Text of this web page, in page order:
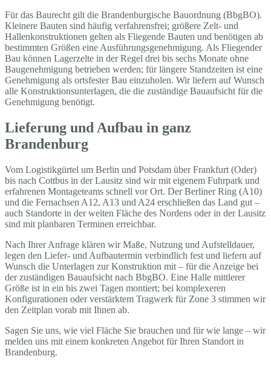
Für das Baurecht gilt die Brandenburgische Bauordnung (BbgBO).
Kleinere Bauten sind häufig verfahrensfrei; größere Zelt- und
Hallenkonstruktionen gelten als Fliegende Bauten und benötigen ab
bestimmten Größen eine Ausführungsgenehmigung. Als Fliegender
Bau können Lagerzelte in der Regel drei bis sechs Monate ohne
Baugenehmigung betrieben werden; für längere Standzeiten ist eine
Genehmigung als ortsfester Bau einzuholen. Wir liefern auf Wunsch
alle Konstruktionsunterlagen, die die zuständige Bauaufsicht für die
Genehmigung benötigt.
Lieferung und Aufbau in ganz
Brandenburg
Vom Logistikgürtel um Berlin und Potsdam über Frankfurt (Oder)
bis nach Cottbus in der Lausitz sind wir mit eigenem Fuhrpark und
erfahrenen Montageteams schnell vor Ort. Der Berliner Ring (A10)
und die Fernachsen A12, A13 und A24 erschließen das Land gut –
auch Standorte in der weiten Fläche des Nordens oder in der Lausitz
sind mit planbaren Terminen erreichbar.
Nach Ihrer Anfrage klären wir Maße, Nutzung und Aufstelldauer,
legen den Liefer- und Aufbautermin verbindlich fest und liefern auf
Wunsch die Unterlagen zur Konstruktion mit – für die Anzeige bei
der zuständigen Bauaufsicht nach BbgBO. Eine Halle mittlerer
Größe ist in ein bis zwei Tagen montiert; bei komplexeren
Konfigurationen oder verstärktem Tragwerk für Zone 3 stimmen wir
den Zeitplan vorab mit Ihnen ab.
Sagen Sie uns, wie viel Fläche Sie brauchen und für wie lange – wir
melden uns mit einem konkreten Angebot für Ihren Standort in
Brandenburg.